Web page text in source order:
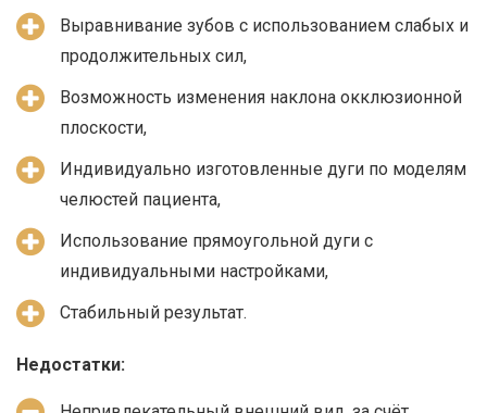
Выравнивание зубов с использованием слабых и
продолжительных сил,
Возможность изменения наклона окклюзионной
плоскости,
Индивидуально изготовленные дуги по моделям
челюстей пациента,
Использование прямоугольной дуги с
индивидуальными настройками,
Стабильный результат.
Недостатки: